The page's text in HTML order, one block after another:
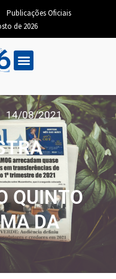
Publicações Oficiais
de 2026
14/08/2021
QUINTO
DA